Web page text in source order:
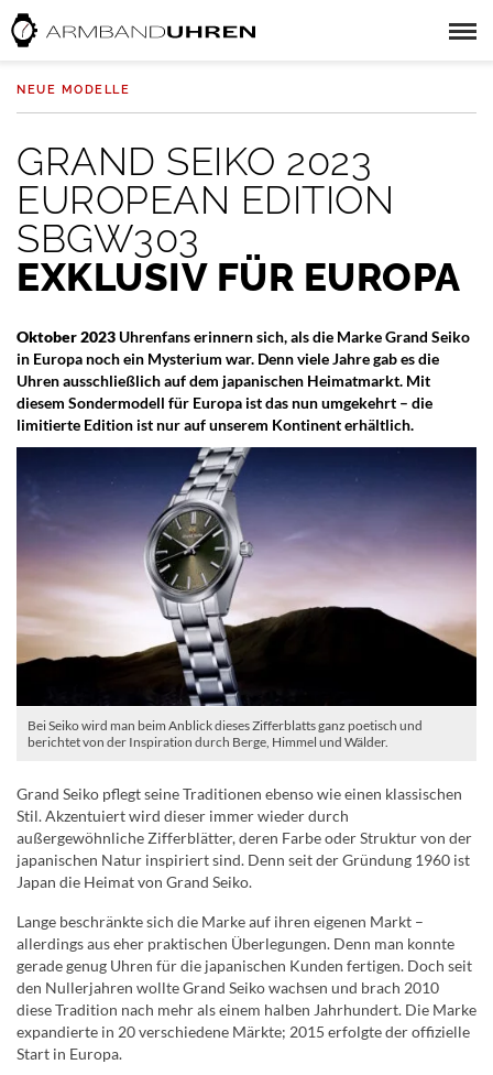
NEUE MODELLE
GRAND SEIKO 2023
EUROPEAN EDITION
SBGW303
EXKLUSIV FÜR EUROPA
Oktober 2023Uhrenfans erinnern sich, als die Marke Grand Seiko
in Europa noch ein Mysterium war. Denn viele Jahre gab es die
Uhren ausschließlich auf dem japanischen Heimatmarkt. Mit
diesem Sondermodell für Europa ist das nun umgekehrt – die
limitierte Edition ist nur auf unserem Kontinent erhältlich.
Bei Seiko wird man beim Anblick dieses Zifferblatts ganz poetisch und
berichtet von der Inspiration durch Berge, Himmel und Wälder.
Grand Seiko pflegt seine Traditionen ebenso wie einen klassischen
Stil. Akzentuiert wird dieser immer wieder durch
außergewöhnliche Zifferblätter, deren Farbe oder Struktur von der
japanischen Natur inspiriert sind. Denn seit der Gründung 1960 ist
Japan die Heimat von Grand Seiko.
Lange beschränkte sich die Marke auf ihren eigenen Markt –
allerdings aus eher praktischen Überlegungen. Denn man konnte
gerade genug Uhren für die japanischen Kunden fertigen. Doch seit
den Nullerjahren wollte Grand Seiko wachsen und brach 2010
diese Tradition nach mehr als einem halben Jahrhundert. Die Marke
expandierte in 20 verschiedene Märkte; 2015 erfolgte der offizielle
Start in Europa.